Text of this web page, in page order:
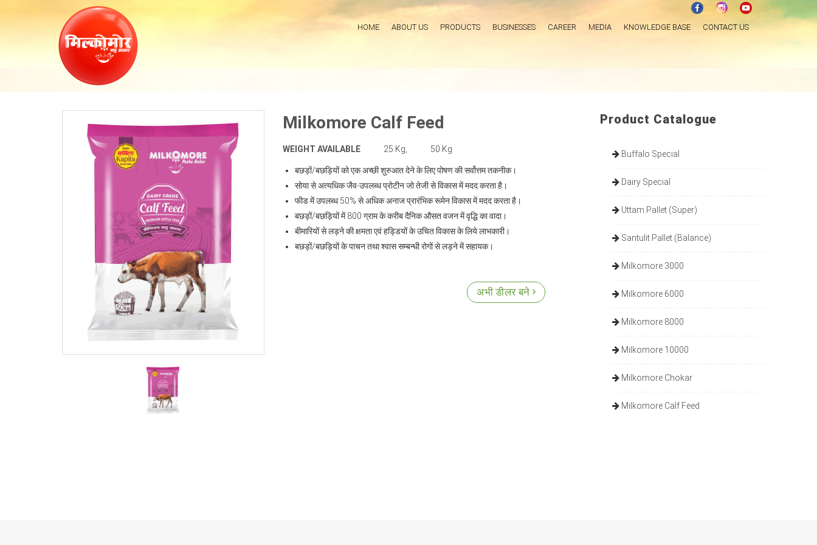
HOME ABOUT US PRODUCTS BUSINESSES CAREER MEDIA KNOWLEDGE BASE CONTACT US
Product Catalogue
Buffalo Special
Dairy Special
Uttam Pallet (Super)
Santulit Pallet (Balance)
Milkomore 3000
Milkomore 6000
Milkomore 8000
Milkomore 10000
Milkomore Chokar
Milkomore Calf Feed
Milkomore Calf Feed
WEIGHT AVAILABLE 25 Kg, 50 Kg
बछड़ों/बछड़ियों को एक अच्छी शुरुआत देने के लिए पोषण की सर्वोत्तम तकनीक।
सोया से अत्यधिक जैव-उपलब्ध प्रोटीन जो तेजी से विकास में मदद करता है।
फीड में उपलब्ध 50% से अधिक अनाज प्रारंभिक रूमेन विकास में मदद करता है।
बछड़ों/बछड़ियों में 800 ग्राम के करीब दैनिक औसत वजन में वृद्धि का वादा।
बीमारियों से लड़ने की क्षमता एवं हड्डियों के उचित विकास के लिये लाभकारी।
बछड़ों/बछड़ियों के पाचन तथा श्वास सम्बन्धी रोगों से लड़ने में सहायक।
अभी डीलर बने